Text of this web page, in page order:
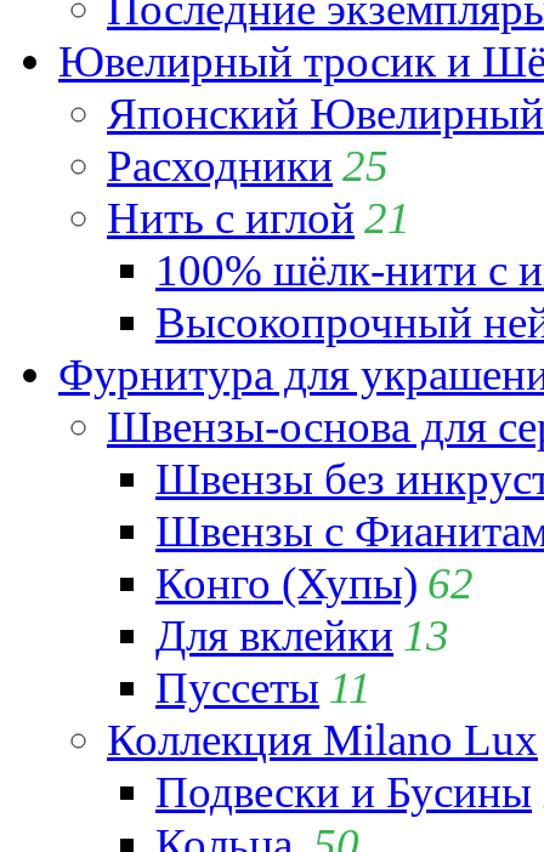
Ювелирный тросик и
Японский
Расходники 25
Нить с иглой 21
100% шёлк-нити с
Высокопрочный
Фурнитура для
Швензы-основа для
Швензы без
Швензы с
Конго (Хупы) 62
Для вклейки 13
Пуссеты 11
Коллекция Milano Lux
Подвески и Бусины